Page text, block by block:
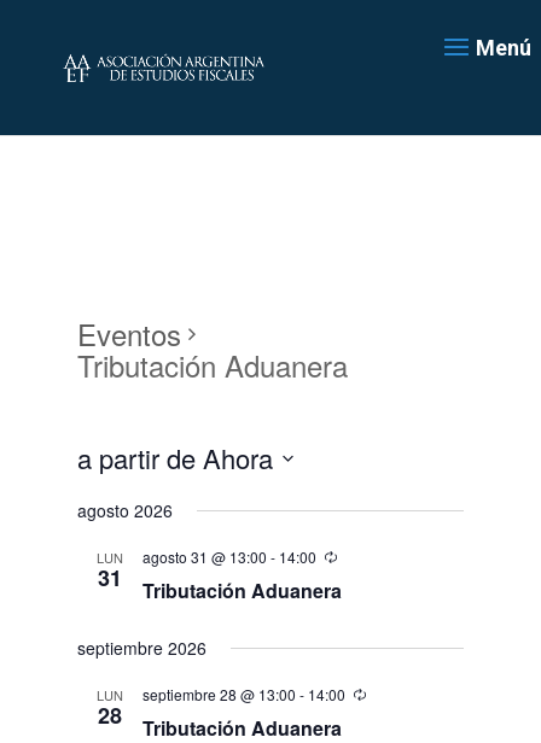
Menú
Eventos
Tributación Aduanera
a partir de Ahora
fecha.
agosto 2026
LUN
31
agosto 31 @ 13:00 - 14:00
Tributación Aduanera
septiembre 2026
LUN
28
septiembre 28 @ 13:00 - 14:00
Tributación Aduanera